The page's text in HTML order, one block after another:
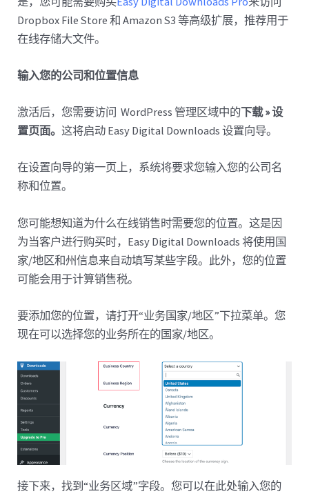
Dropbox File Store 和 Amazon S3 等高级扩展，推荐用于
在线存储大文件。
输入您的公司和位置信息
激活后，您需要访问 WordPress 管理区域中的下载 » 设
置页面。这将启动 Easy Digital Downloads 设置向导。
在设置向导的第一页上，系统将要求您输入您的公司名
称和位置。
您可能想知道为什么在线销售时需要您的位置。这是因
为当客户进行购买时，Easy Digital Downloads 将使用国
家/地区和州信息来自动填写某些字段。此外，您的位置
可能会用于计算销售税。
要添加您的位置，请打开“业务国家/地区”下拉菜单。您
现在可以选择您的业务所在的国家/地区。
接下来，找到“业务区域”字段。您可以在此处输入您的